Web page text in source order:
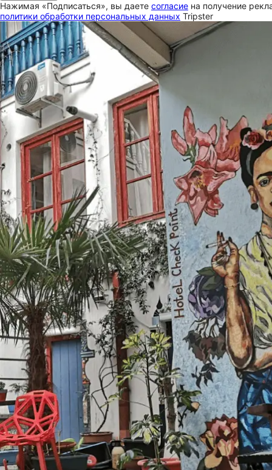
Нажимая «Подписаться», вы даете согласие на получение
политики обработки персональных данных Tripster